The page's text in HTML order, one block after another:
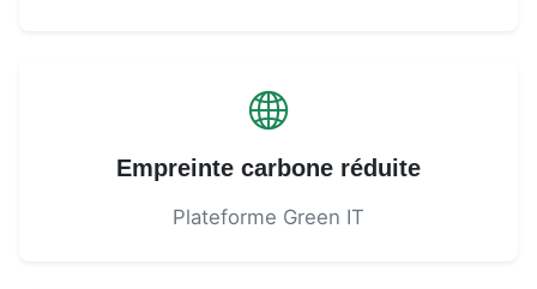
Empreinte carbone réduite
Plateforme Green IT